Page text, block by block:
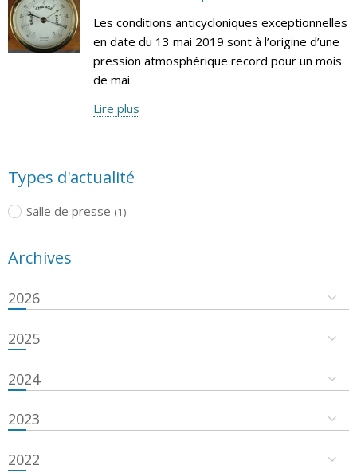
Les conditions anticycloniques exceptionnelles
en date du 13 mai 2019 sont à l’origine d’une
pression atmosphérique record pour un mois
de mai.
Lire plus
Types d'actualité
Salle de presse (1)
Archives
2026
2025
2024
2023
2022